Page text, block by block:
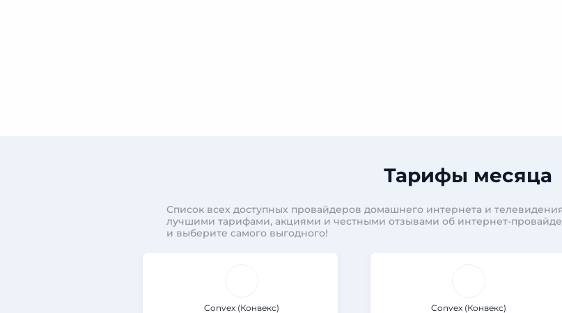
Тарифы месяца
Список всех доступных провайдеров домашнего интернета и
лучшими тарифами, акциями и честными отзывами об интернет-
и выберите самого выгодного!
Convex (Конвекс) Convex (Конвекс)